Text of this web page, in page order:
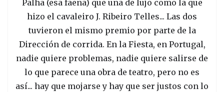
Palha (esa faena) que una de lujo como la que
hizo el cavaleiro J. Ribeiro Telles... Las dos
tuvieron el mismo premio por parte de la
Dirección de corrida. En la Fiesta, en Portugal,
nadie quiere problemas, nadie quiere salirse de
lo que parece una obra de teatro, pero no es
así... hay que mojarse y hay que ser justos con lo